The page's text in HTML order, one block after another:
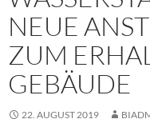
NEUE
ZUM
GEBÄUDE
22. AUGUST 2019